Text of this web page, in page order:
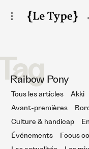
Skip
to
Le Type
toggle
open/close
Raibow Pony
Tous les articles Akki
Avant-premières
Culture & handicap
Événements
Focus